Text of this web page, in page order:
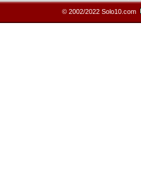
© 2002/2022 Solo10.com